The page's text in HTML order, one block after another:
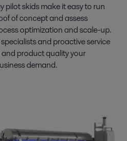
skids make it easy to run
of concept and assess
optimization and scale-up.
and proactive service
product quality your
demand.